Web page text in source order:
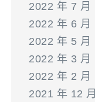
2022 年 7 月
2022 年 6 月
2022 年 5 月
2022 年 3 月
2022 年 2 月
2021 年 12 月